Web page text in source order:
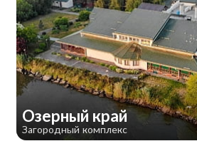
Озерный край
Загородный комплекс